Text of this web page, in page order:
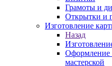
Грамоты и
Открытки и
Изготовление
Назад
Оформление
мастерской